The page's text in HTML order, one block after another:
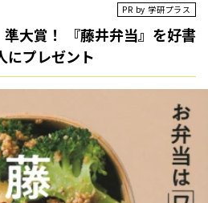
PR by 学研プラス
準大賞！ 『藤井弁当』を好書
にプレゼント